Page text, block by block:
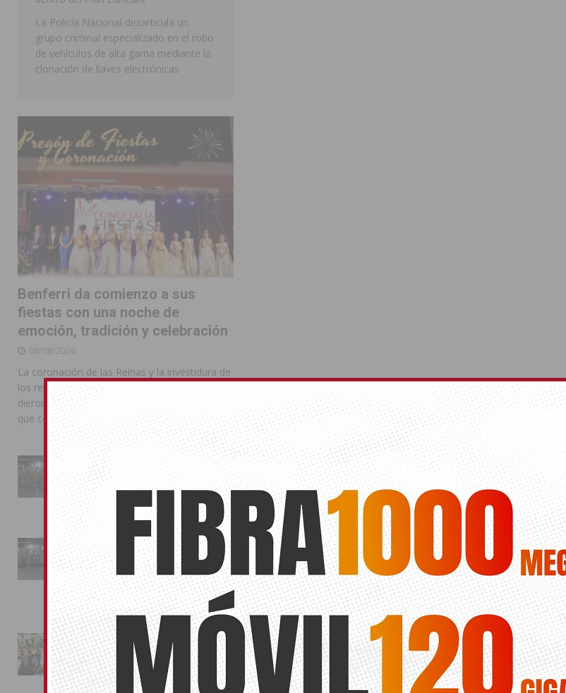
La Policía Nacional desarticula un
grupo criminal especializado en el robo
de vehículos de alta gama mediante la
clonación de llaves electrónicas
Benferri da comienzo a sus
fiestas con una noche de
emoción, tradición y celebración
08/08/2026
La coronación de las Reinas y la investidura de
los representantes de las Peñas Festeras
dieron el pistoletazo de salida a unas fiestas
que continúan hoy con el VIII Chupinazo
Almoradí pone el broche final a
unas intensas Feria y Fiestas
2026
La Entrada Cristiana llena de
esplendor las calles de
Almoradí en una multitudinaria
jornada festera
02/08/2026
La magia de la Entrada Mora
conquista las calles de
Almoradí
01/08/2026